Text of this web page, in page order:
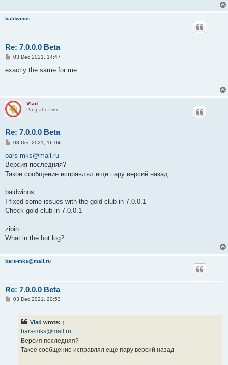
baldwinos
Re: 7.0.0.0 Beta
P
s
03 Dec 2021, 14:47
exactly the same for me
Vlad
Разработчик
Re: 7.0.0.0 Beta
P
s
03 Dec 2021, 16:04
bars-mks@mail.ru
Версия последняя?
Такое сообщение исправлял еще пару версий назад
baldwinos
I fixed some issues with the gold club in 7.0.0.1
Check gold club in 7.0.0.1
zibin
What in the bot log?
bars-mks@mail.ru
Re: 7.0.0.0 Beta
P03 Dec 2021, 20:53
Vlad wrote: ↑
bars-mks@mail.ru
Версия последняя?
Такое сообщение исправлял еще пару версий назад